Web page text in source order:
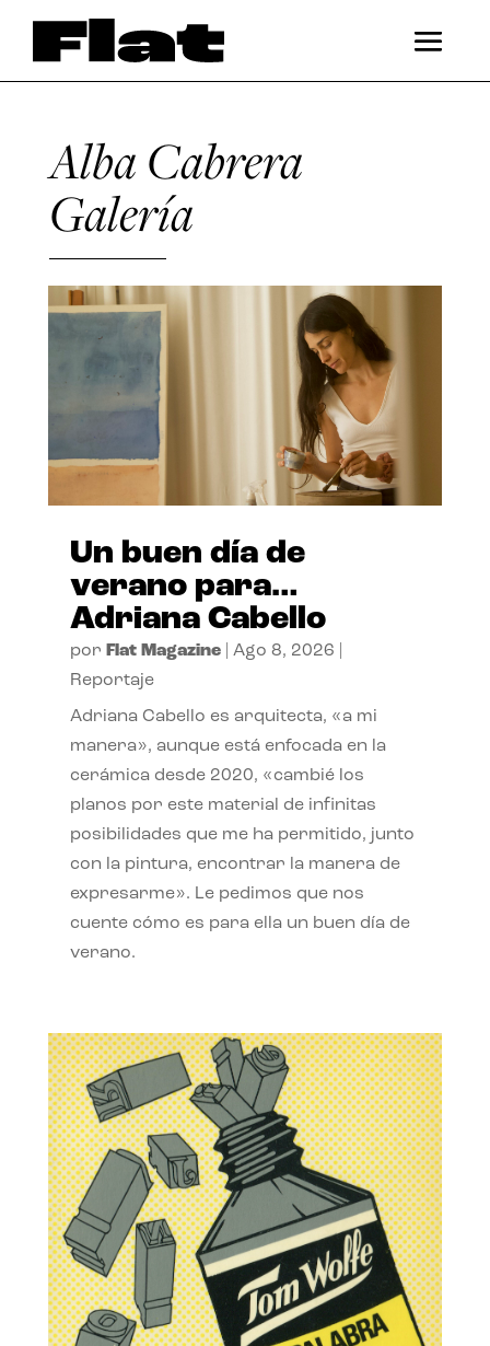
Alba Cabrera
Galería
Un buen día de
verano para…
Adriana Cabello
por Flat Magazine| Ago 8, 2026
Reportaje
Adriana Cabello es arquitecta, «a mi
manera», aunque está enfocada en la
cerámica desde 2020, «cambié los
planos por este material de infinitas
posibilidades que me ha permitido, junto
con la pintura, encontrar la manera de
expresarme». Le pedimos que nos
cuente cómo es para ella un buen día de
verano.